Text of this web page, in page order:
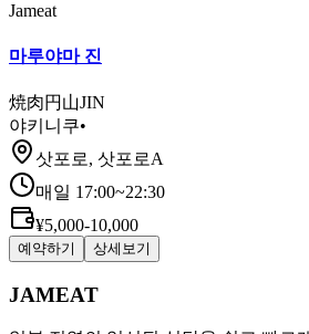
Jameat
마루야마 진
焼肉円山JIN
야키니쿠•
삿포로, 삿포로A
매일 17:00~22:30
¥5,000-10,000
예약하기 상세보기
JAMEAT